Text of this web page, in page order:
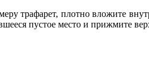
трафарет, плотно вложите
пустое место и прижмите